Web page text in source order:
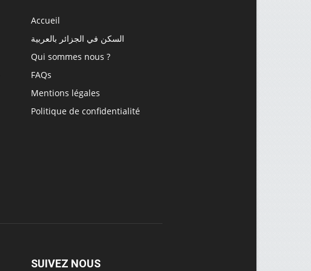
Accueil
السكن في الجزائر بالعربية
Qui sommes nous ?
FAQs
Mentions légales
Politique de confidentialité
SUIVEZ NOUS